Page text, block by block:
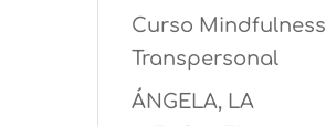
Curso Mindfulness
Transpersonal
ÁNGELA, LA